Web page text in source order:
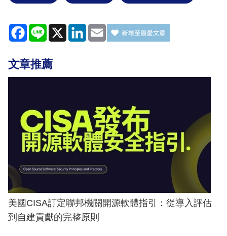
Facebook
Line X LinkedIn
Email
文章推薦
美國CISA訂定聯邦機關開源軟體指引：從導入評估
到自建貢獻的完整原則